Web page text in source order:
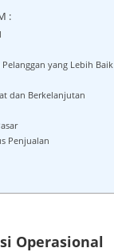
:
yang Lebih Baik
dan Berkelanjutan
Penjualan
Operasional